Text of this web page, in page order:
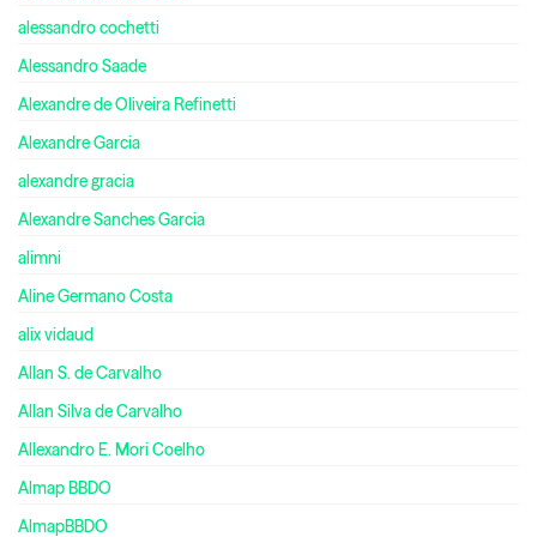
alessandro cochetti
Alessandro Saade
Alexandre de Oliveira Refinetti
Alexandre Garcia
alexandre gracia
Alexandre Sanches Garcia
alimni
Aline Germano Costa
alix vidaud
Allan S. de Carvalho
Allan Silva de Carvalho
Allexandro E. Mori Coelho
Almap BBDO
AlmapBBDO